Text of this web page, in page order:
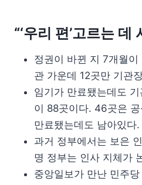
“‘우리 편’고르는 데
정권이 바뀐 지 7개월
관 가운데 12곳만 기관
임기가 만료됐는데도
이 88곳이다. 46곳은
만료됐는데도 남아있다.
과거 정부에서는 보은
명 정부는 인사 지체가
중앙일보가 만난 민주